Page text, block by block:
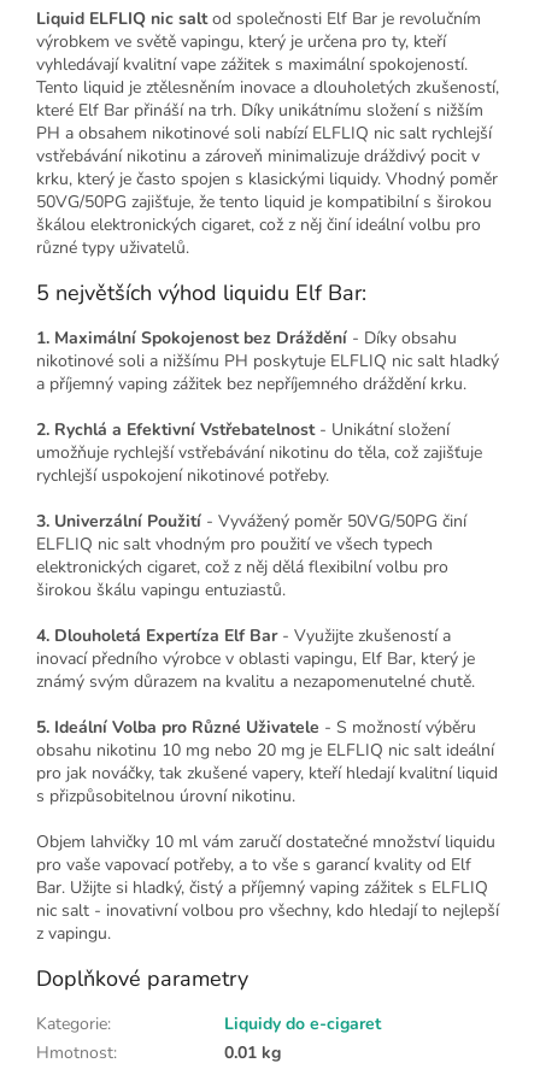
Liquid ELFLIQ nic saltod společnosti Elf Bar je revolučním
výrobkem ve světě vapingu, který je určena pro ty, kteří
vyhledávají kvalitní vape zážitek s maximální spokojeností.
Tento liquid je ztělesněním inovace a dlouholetých zkušeností,
které Elf Bar přináší na trh. Díky unikátnímu složení s nižším
PH a obsahem nikotinové soli nabízí ELFLIQ nic salt rychlejší
vstřebávání nikotinu a zároveň minimalizuje dráždivý pocit v
krku, který je často spojen s klasickými liquidy. Vhodný poměr
50VG/50PG zajišťuje, že tento liquid je kompatibilní s širokou
škálou elektronických cigaret, což z něj činí ideální volbu pro
různé typy uživatelů.
5 největších výhod liquidu Elf Bar:
1. Maximální Spokojenost bez Dráždění - Díky obsahu
nikotinové soli a nižšímu PH poskytuje ELFLIQ nic salt hladký
a příjemný vaping zážitek bez nepříjemného dráždění krku.
2. Rychlá a Efektivní Vstřebatelnost- Unikátní složení
umožňuje rychlejší vstřebávání nikotinu do těla, což zajišťuje
rychlejší uspokojení nikotinové potřeby.
3. Univerzální Použití - Vyvážený poměr 50VG/50PG činí
ELFLIQ nic salt vhodným pro použití ve všech typech
elektronických cigaret, což z něj dělá flexibilní volbu pro
širokou škálu vapingu entuziastů.
4. Dlouholetá Expertíza Elf Bar- Využijte zkušeností a
inovací předního výrobce v oblasti vapingu, Elf Bar, který je
známý svým důrazem na kvalitu a nezapomenutelné chutě.
5. Ideální Volba pro Různé Uživatele - S možností výběru
obsahu nikotinu 10 mg nebo 20 mg je ELFLIQ nic salt ideální
pro jak nováčky, tak zkušené vapery, kteří hledají kvalitní liquid
s přizpůsobitelnou úrovní nikotinu.
Objem lahvičky 10 ml vám zaručí dostatečné množství liquidu
pro vaše vapovací potřeby, a to vše s garancí kvality od Elf
Bar. Užijte si hladký, čistý a příjemný vaping zážitek s ELFLIQ
nic salt - inovativní volbou pro všechny, kdo hledají to nejlepší
z vapingu.
Doplňkové parametry
Kategorie:
Liquidy do e-cigaret
Hmotnost:
0.01 kg